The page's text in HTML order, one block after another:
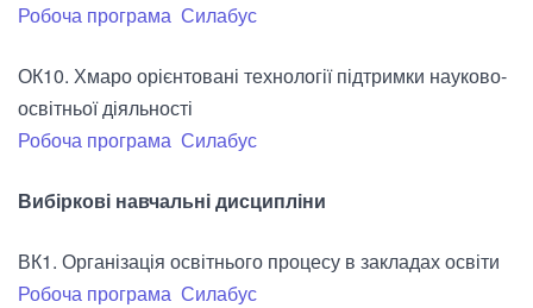
Робоча програма Силабус
ОК10. Хмаро орієнтовані технології підтримки науково-
освітньої діяльності
Робоча програма Силабус
Вибіркові навчальні дисципліни
ВК1. Організація освітнього процесу в закладах освіти
Робоча програма Силабус